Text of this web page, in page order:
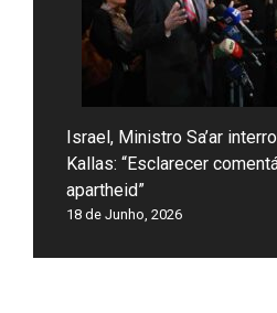
Israel, Ministro Sa’ar
Kallas: “Esclarecer
apartheid”
18 de Junho, 2026